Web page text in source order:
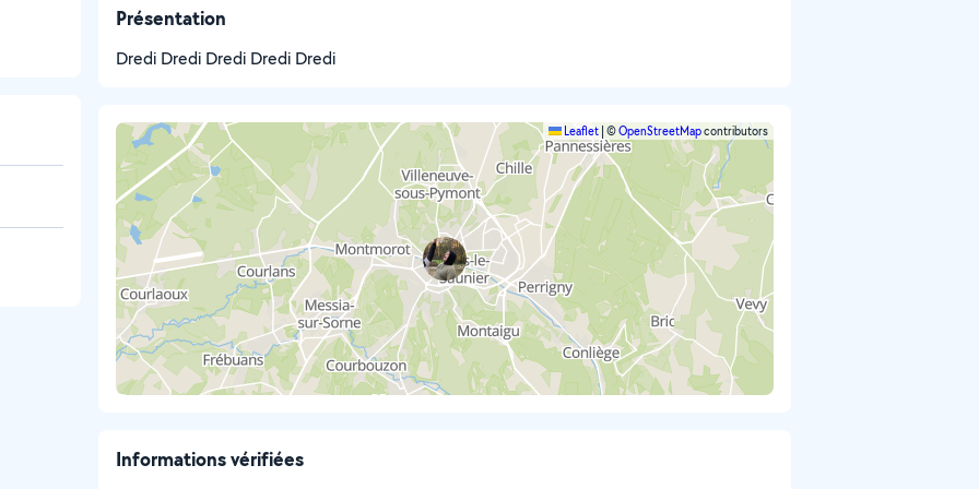
Présentation
Dredi Dredi Dredi Dredi Dredi
Leaflet ©OpenStreetMapcontributors
Informations vérifiées